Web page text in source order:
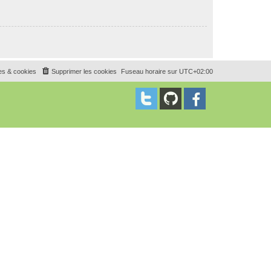
Fuseau horaire sur UTC+02:00
Supprimer les cookies
& cookies